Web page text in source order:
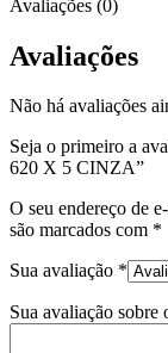
Avaliações (0)
Avaliações
Não há avaliações
Seja o primeiro a
620 X 5 CINZA”
O seu endereço de
são marcados com *
Sua avaliação *
Sua avaliação sobre